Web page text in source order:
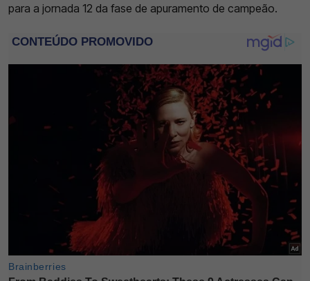
para a jornada 12 da fase de apuramento de campeão.